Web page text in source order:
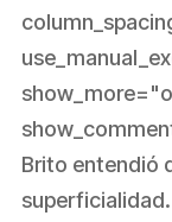
Brito entendió